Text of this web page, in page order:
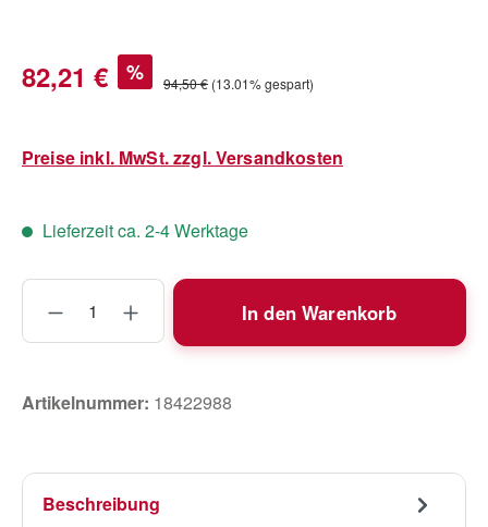
Verkaufspreis:
82,21 € % Regulärer Preis:
94,50 € (13.01% gespart)
Preise inkl. MwSt. zzgl. Versandkosten
Lieferzeit ca. 2-4 Werktage
Produkt Anzahl: Gib den gewünschten
In den Warenkorb
Artikelnummer: 18422988
Beschreibung